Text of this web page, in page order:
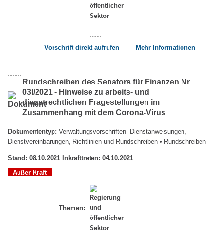
Vorschrift direkt aufrufen Mehr Informationen
Rundschreiben des Senators für Finanzen Nr.
03l/2021 - Hinweise zu arbeits- und
dienstrechtlichen Fragestellungen im
Zusammenhang mit dem Corona-Virus
Dokumententyp: Verwaltungsvorschriften, Dienstanweisungen,
Dienstvereinbarungen, Richtlinien und Rundschreiben • Rundschreiben
Stand: 08.10.2021 Inkrafttreten: 04.10.2021
Außer Kraft
Themen: